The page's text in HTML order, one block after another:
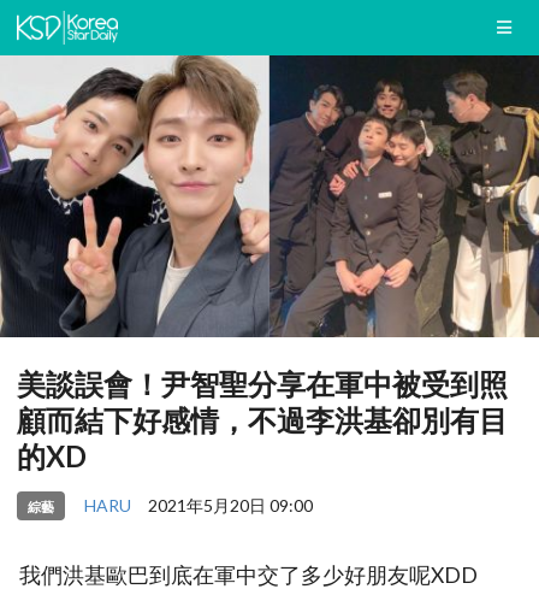
美談誤會！尹智聖分享在軍中被受到照
顧而結下好感情，不過李洪基卻別有目
的XD
綜藝 HARU 2021年5月20日 09:00
我們洪基歐巴到底在軍中交了多少好朋友呢XDD